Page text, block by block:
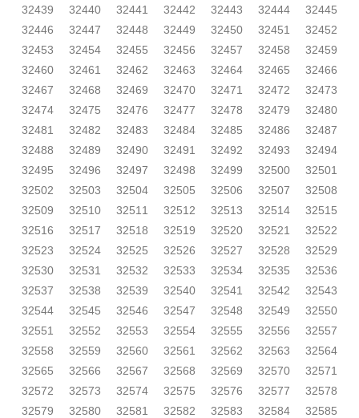
32439
32440 32441 32442 32443 32444
32445
32446
32447 32448 32449 32450 32451
32452
32453
32454 32455 32456 32457 32458
32459
32460
32461 32462 32463 32464 32465
32466
32467
32468 32469 32470 32471 32472
32473
32474
32475 32476 32477 32478 32479
32480
32481
32482 32483 32484 32485 32486
32487
32488
32489 32490 32491 32492 32493
32494
32495
32496 32497 32498 32499 32500
32501
32502
32503 32504 32505 32506 32507
32508
32509
32510 32511 32512 32513 32514
32515
32516
32517 32518 32519 32520 32521
32522
32523
32524 32525 32526 32527 32528
32529
32530
32531 32532 32533 32534 32535
32536
32537
32538 32539 32540 32541 32542
32543
32544
32545 32546 32547 32548 32549
32550
32551
32552 32553 32554 32555 32556
32557
32558
32559 32560 32561 32562 32563
32564
32565
32566 32567 32568 32569 32570
32571
32572
32573 32574 32575 32576 32577
32578
32579
32580 32581 32582 32583 32584
32585